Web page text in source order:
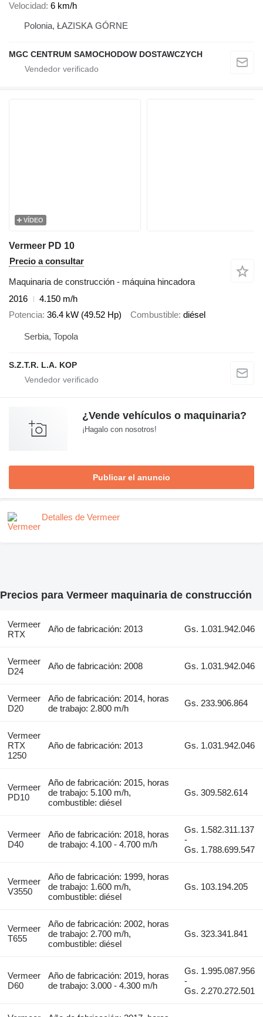
Velocidad 6 km/h
Polonia, ŁAZISKA GÓRNE
MGC CENTRUM SAMOCHODOW DOSTAWCZYCH
VÍDEO
Vermeer PD 10
Precio a consultar
Maquinaria de construcción - máquina hincadora
2016
4.150 m/h
Potencia 36.4 kW (49.52 Hp) Combustible diésel
Serbia, Topola
S.Z.T.R. L.A. KOP
¿Vende vehículos o maquinaria?
¡Hagalo con nosotros!
Publicar el anuncio
Detalles de Vermeer
Precios para Vermeer maquinaria de construcción
Vermeer
RTX
Año de fabricación: 2013 Gs. 1.031.942.046
Vermeer
D24
Año de fabricación: 2008 Gs. 1.031.942.046
Vermeer
D20
Año de fabricación: 2014, horas
de trabajo: 2.800 m/h
Gs. 233.906.864
Vermeer
RTX
1250
Año de fabricación: 2013 Gs. 1.031.942.046
Vermeer
PD10
Año de fabricación: 2015, horas
de trabajo: 5.100 m/h,
combustible: diésel
Gs. 309.582.614
Vermeer
D40
Año de fabricación: 2018, horas
de trabajo: 4.100 - 4.700 m/h
Gs. 1.582.311.137
-
Gs. 1.788.699.547
Vermeer
V3550
Año de fabricación: 1999, horas
de trabajo: 1.600 m/h,
combustible: diésel
Gs. 103.194.205
Vermeer
T655
Año de fabricación: 2002, horas
de trabajo: 2.700 m/h,
combustible: diésel
Gs. 323.341.841
Vermeer
D60
Año de fabricación: 2019, horas
de trabajo: 3.000 - 4.300 m/h
Gs. 1.995.087.956
-
Gs. 2.270.272.501